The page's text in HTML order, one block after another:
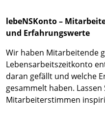
lebeNSKonto –
und Erfahrungswerte
Wir haben Mitarbeitende
Lebensarbeitszeitkonto
daran gefällt und welche
gesammelt haben.
Mitarbeiterstimmen